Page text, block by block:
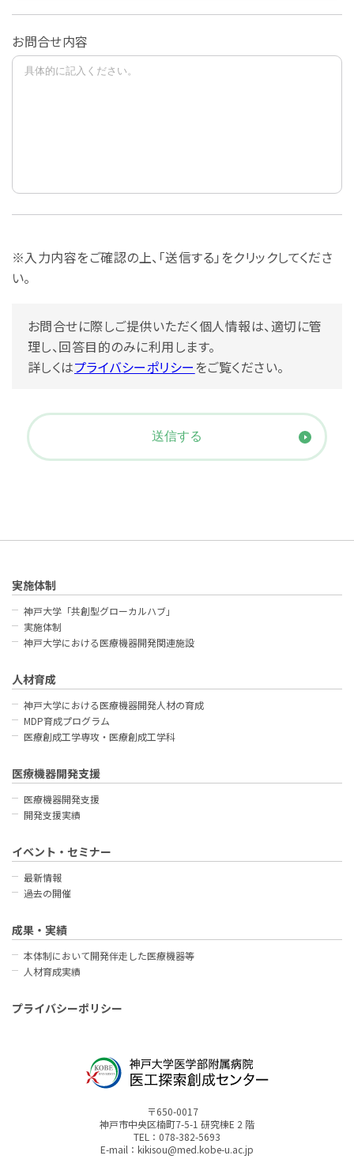
お問合せ内容
※入力内容をご確認の上、「送信する」をクリックしてくださ
い。
お問合せに際しご提供いただく個人情報は、適切に管
理し、回答目的のみに利用します。
詳しくはプライバシーポリシー をご覧ください。
〒650-0017
神戸市中央区楠町7-5-1 研究棟E 2 階
TEL：078-382-5693
E-mail：kikisou@med.kobe-u.ac.jp
実施体制
神戸大学「共創型グローカルハブ」
実施体制
神戸大学における医療機器開発関連施設
人材育成
神戸大学における医療機器開発人材の育成
MDP育成プログラム
医療創成工学専攻・医療創成工学科
医療機器開発支援
医療機器開発支援
開発支援実績
イベント・セミナー
最新情報
過去の開催
成果・実績
本体制において開発伴走した医療機器等
人材育成実績
プライバシーポリシー